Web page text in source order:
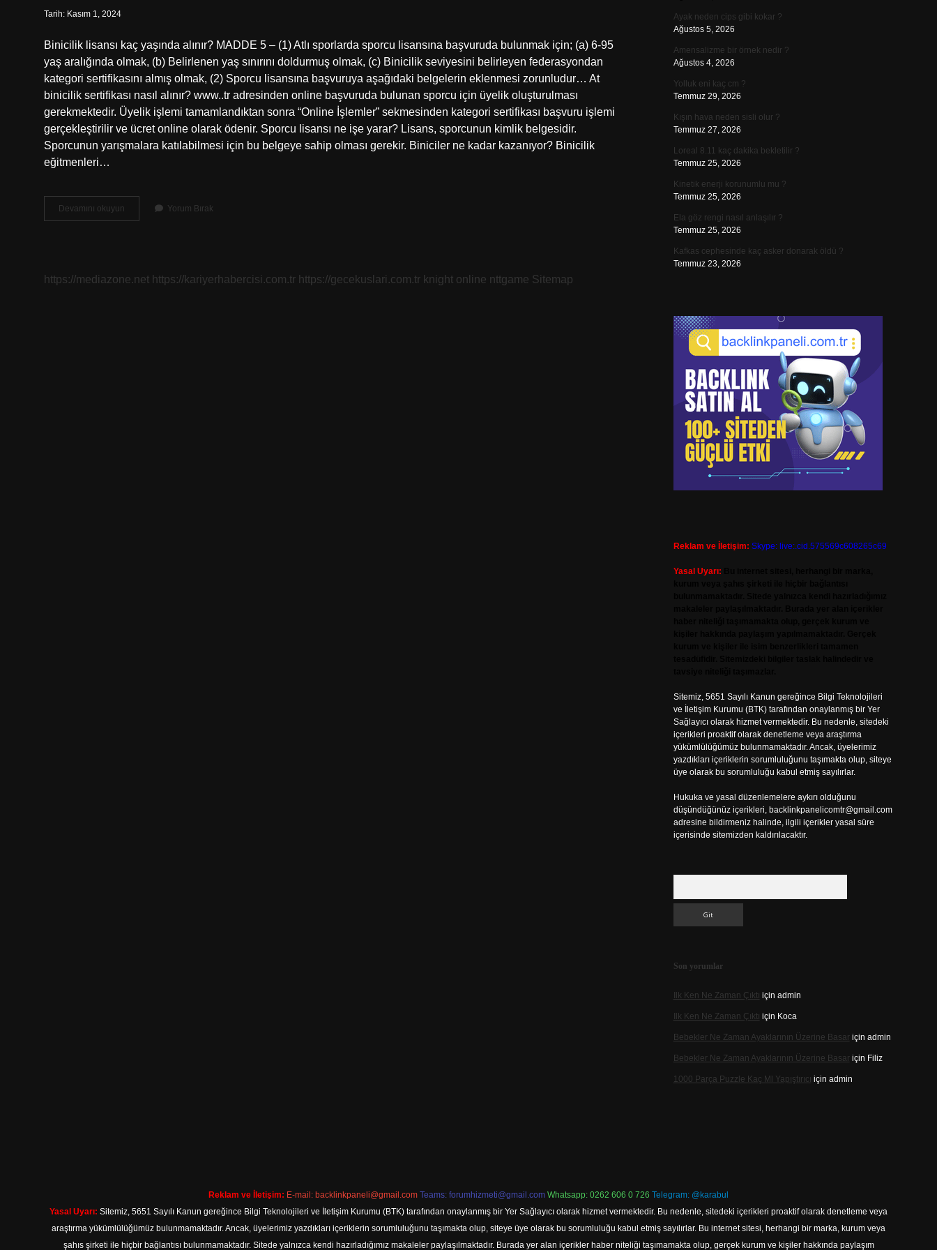
Tarih: Kasım 1, 2024
Binicilik lisansı kaç yaşında alınır? MADDE 5 – (1) Atlı sporlarda sporcu lisansına başvuruda bulunmak için; (a) 6-95
yaş aralığında olmak, (b) Belirlenen yaş sınırını doldurmuş olmak, (c) Binicilik seviyesini belirleyen federasyondan
kategori sertifikasını almış olmak, (2) Sporcu lisansına başvuruya aşağıdaki belgelerin eklenmesi zorunludur… At
binicilik sertifikası nasıl alınır? www..tr adresinden online başvuruda bulunan sporcu için üyelik oluşturulması
gerekmektedir. Üyelik işlemi tamamlandıktan sonra “Online İşlemler” sekmesinden kategori sertifikası başvuru işlemi
gerçekleştirilir ve ücret online olarak ödenir. Sporcu lisansı ne işe yarar? Lisans, sporcunun kimlik belgesidir.
Sporcunun yarışmalara katılabilmesi için bu belgeye sahip olması gerekir. Biniciler ne kadar kazanıyor? Binicilik
eğitmenleri…
Devamını okuyun
Binicilik
Yorum Bırak
https://mediazone.net https://kariyerhabercisi.com.tr https://gecekuslari.com.tr knight online nttgame Sitemap
Ayak neden cips gibi kokar ?
Ağustos 5, 2026
Amensalizme bir örnek nedir ?
Ağustos 4, 2026
Yolluk eni kaç cm ?
Temmuz 29, 2026
Kışın hava neden sisli olur ?
Temmuz 27, 2026
Loreal 8.11 kaç dakika bekletilir ?
Temmuz 25, 2026
Kinetik enerji korunumlu mu ?
Temmuz 25, 2026
Ela göz rengi nasıl anlaşılır ?
Temmuz 25, 2026
Kafkas cephesinde kaç asker donarak öldü ?
Temmuz 23, 2026
Reklam ve İletişim: Skype: live:.cid.575569c608265c69
Yasal Uyarı:
Sitemiz, 5651 Sayılı Kanun gereğince Bilgi Teknolojileri
ve İletişim Kurumu (BTK) tarafından onaylanmış bir Yer
Sağlayıcı olarak hizmet vermektedir. Bu nedenle, sitedeki
içerikleri proaktif olarak denetleme veya araştırma
yükümlülüğümüz bulunmamaktadır. Ancak, üyelerimiz
yazdıkları içeriklerin sorumluluğunu taşımakta olup, siteye
üye olarak bu sorumluluğu kabul etmiş sayılırlar.
Hukuka ve yasal düzenlemelere aykırı olduğunu
düşündüğünüz içerikleri, backlinkpanelicomtr@gmail.com
adresine bildirmeniz halinde, ilgili içerikler yasal süre
içerisinde sitemizden kaldırılacaktır.
Son yorumlar
Ilk Ken Ne Zaman Çıktı için admin
Ilk Ken Ne Zaman Çıktı için Koca
Bebekler Ne Zaman Ayaklarının Üzerine Basariçin admin
Bebekler Ne Zaman Ayaklarının Üzerine Basariçin Filiz
1000 Parça Puzzle Kaç Ml Yapıştırıcı için admin
Reklam ve İletişim: E-mail: backlinkpaneli@gmail.com Teams: forumhizmeti@gmail.com Whatsapp: 0262 606 0 726 Telegram: @karabul
Yasal Uyarı: Sitemiz, 5651 Sayılı Kanun gereğince Bilgi Teknolojileri ve İletişim Kurumu (BTK) tarafından onaylanmış bir Yer Sağlayıcı olarak hizmet vermektedir. Bu nedenle, sitedeki içerikleri proaktif olarak denetleme veya
araştırma yükümlülüğümüz bulunmamaktadır. Ancak, üyelerimiz yazdıkları içeriklerin sorumluluğunu taşımakta olup, siteye üye olarak bu sorumluluğu kabul etmiş sayılırlar. Bu internet sitesi, herhangi bir marka, kurum veya
şahıs şirketi ile hiçbir bağlantısı bulunmamaktadır. Sitede yalnızca kendi hazırladığımız makaleler paylaşılmaktadır. Burada yer alan içerikler haber niteliği taşımamakta olup, gerçek kurum ve kişiler hakkında paylaşım